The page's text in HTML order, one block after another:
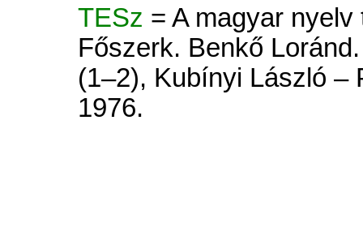
TESz = A magyar
Főszerk. Benkő
(1–2), Kubínyi László –
1976.